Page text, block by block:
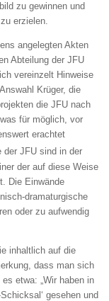
zu gewinnen und
erzielen.
angelegten Akten
Abteilung der JFU
vereinzelt Hinweise
Krüger, die
die JFU nach
für möglich, vor
erachtet
der JFU sind in der
der auf diese Weise
Die Einwände
dramaturgische
oder zu aufwendig
inhaltlich auf die
dass man sich
etwa: „Wir haben in
gesehen und